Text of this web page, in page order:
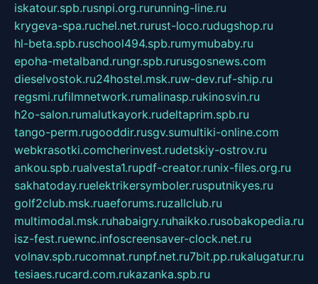
iskatour.spb.rusnpi.org.rurunning-line.ru
krygeva-spa.ruchel.net.rurust-loco.rudugshop.ru
hl-beta.spb.ruschool494.spb.rumymubaby.ru
epoha-metalband.rungr.spb.rurusgosnews.com
dieselvostok.ru24hostel.msk.ruw-dev.ruf-ship.ru
regsmi.rufilmnetwork.rumalinasp.rukinosvin.ru
h2o-salon.rumalutkayork.rudeltaprim.spb.ru
tango-perm.rugooddir.rusgv.sumultiki-online.com
webkrasotki.comcherinvest.rudetskiy-ostrov.ru
ankou.spb.rualvesta1.rupdf-creator.runix-files.org.ru
sakhatoday.ruelektrikersymboler.rusputnikyes.ru
golf2club.msk.ruaeforums.ruzallclub.ru
multimodal.msk.ruhabaigry.ruhaikko.rusobakopedia.ru
isz-fest.ruewnc.infoscreensaver-clock.net.ru
volnav.spb.rucomnat.runpf.net.ru7bit.pp.rukalugatur.ru
tesiaes.rucard.com.rukazanka.spb.ru